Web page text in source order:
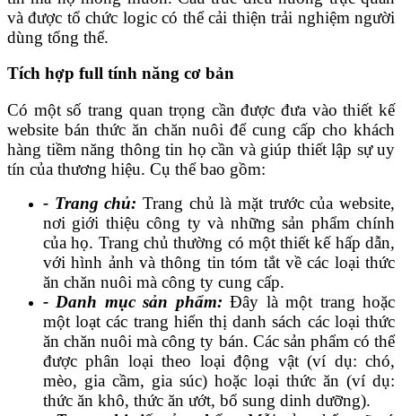
và được tổ chức logic có thể cải thiện trải nghiệm người
dùng tổng thể.
Tích hợp full tính năng cơ bản
Có một số trang quan trọng cần được đưa vào thiết kế
website bán thức ăn chăn nuôi để cung cấp cho khách
hàng tiềm năng thông tin họ cần và giúp thiết lập sự uy
tín của thương hiệu. Cụ thể bao gồm:
- Trang chủ: Trang chủ là mặt trước của website,
nơi giới thiệu công ty và những sản phẩm chính
của họ. Trang chủ thường có một thiết kế hấp dẫn,
với hình ảnh và thông tin tóm tắt về các loại thức
ăn chăn nuôi mà công ty cung cấp.
- Danh mục sản phẩm: Đây là một trang hoặc
một loạt các trang hiển thị danh sách các loại thức
ăn chăn nuôi mà công ty bán. Các sản phẩm có thể
được phân loại theo loại động vật (ví dụ: chó,
mèo, gia cầm, gia súc) hoặc loại thức ăn (ví dụ:
thức ăn khô, thức ăn ướt, bổ sung dinh dưỡng).